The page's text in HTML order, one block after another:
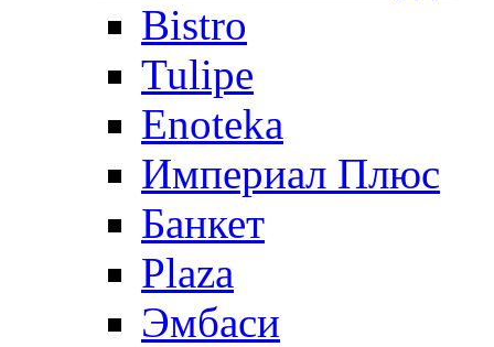
Bistro
Tulipe
Enoteka
Империал Плюс
Банкет
Plaza
Эмбаси